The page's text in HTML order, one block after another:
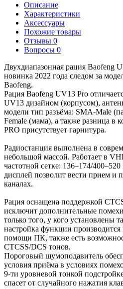
Описание
Характеристики
Аксессуары
Похожие товары
Отзывы 0
Вопросы 0
Двухдиапазонная рация Baofeng
новинка 2022 года следом за
Baofeng.
Рация Baofeng UV13 Pro
UV13 дизайном (корпусом),
модели тип разъёма: SMA-Male
Female (мама), а также разница в
PRO присутствует гарнитура.
Радиостанция выполнена в
небольшой массой. Работает в
частотной сетке: 136–174/
дисплей позволит вести прием и
каналах.
Рация оснащена поддержкой
исключит дополнительные
только того, у кого установлены
настройка функции
помощи ПК, также есть
CTCSS/DCS тонов.
Пороговый шумоподавитель
условия приёма в условиях
9-ти уровневой тонкой
спасет от случайного нажатия